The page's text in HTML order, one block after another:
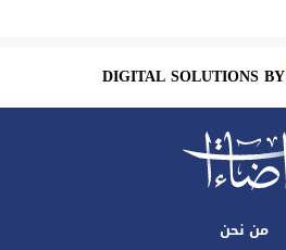
DIGITAL SOLUTIONS BY
من نحن